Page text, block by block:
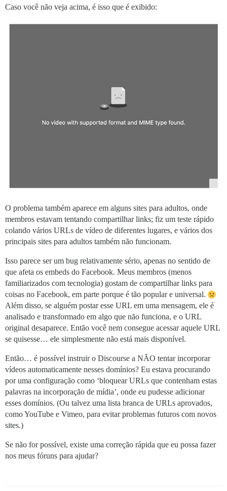
Caso você não veja acima, é isso que é exibido:
O problema também aparece em alguns sites para adultos, onde
membros estavam tentando compartilhar links; fiz um teste rápido
colando vários URLs de vídeo de diferentes lugares, e vários dos
principais sites para adultos também não funcionam.
Isso parece ser um bug relativamente sério, apenas no sentido de
que afeta os embeds do Facebook. Meus membros (menos
familiarizados com tecnologia) gostam de compartilhar links para
coisas no Facebook, em parte porque é tão popular e universal.
Além disso, se alguém postar esse URL em uma mensagem, ele é
analisado e transformado em algo que não funciona, e o URL
original desaparece. Então você nem consegue acessar aquele URL
se quisesse… ele simplesmente não está mais disponível.
Então… é possível instruir o Discourse a NÃO tentar incorporar
vídeos automaticamente nesses domínios? Eu estava procurando
por uma configuração como ‘bloquear URLs que contenham estas
palavras na incorporação de mídia’, onde eu pudesse adicionar
esses domínios. (Ou talvez uma lista branca de URLs aprovados,
como YouTube e Vimeo, para evitar problemas futuros com novos
sites.)
Se não for possível, existe uma correção rápida que eu possa fazer
nos meus fóruns para ajudar?